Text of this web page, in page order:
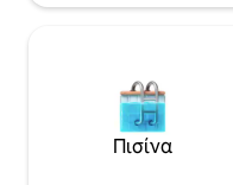
Πισίνα